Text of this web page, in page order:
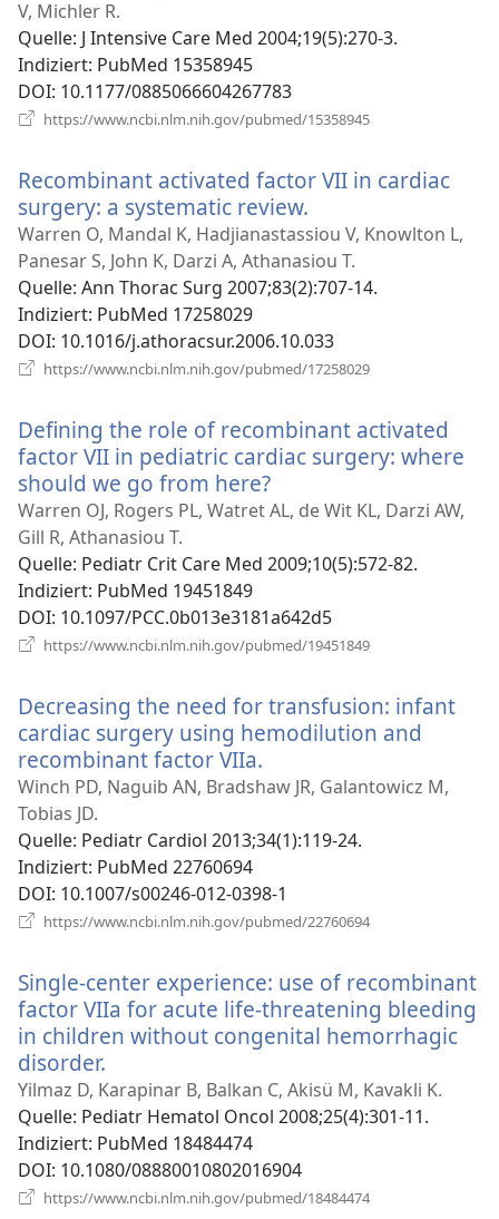
V, Michler R.
Quelle‎: J Intensive Care Med 2004;19(5):270-3.
Indiziert‎: PubMed 15358945
DOI‎: 10.1177/0885066604267783
https://www.ncbi.nlm.nih.gov/pubmed/15358945
Recombinant activated factor VII in cardiac
surgery: a systematic review.
neues
Fenster)
Warren O, Mandal K, Hadjianastassiou V, Knowlton L,
Panesar S, John K, Darzi A, Athanasiou T.
Quelle‎: Ann Thorac Surg 2007;83(2):707-14.
Indiziert‎: PubMed 17258029
DOI‎: 10.1016/j.athoracsur.2006.10.033
https://www.ncbi.nlm.nih.gov/pubmed/17258029
Defining the role of recombinant activated
factor VII in pediatric cardiac surgery: where
should we go from here?
neues
Warren OJ, Rogers PL, Watret AL, de Wit KL, Darzi AW,
Gill R, Athanasiou T.
Quelle‎: Pediatr Crit Care Med 2009;10(5):572-82.
Indiziert‎: PubMed 19451849
DOI‎: 10.1097/PCC.0b013e3181a642d5
https://www.ncbi.nlm.nih.gov/pubmed/19451849
Decreasing the need for transfusion: infant
cardiac surgery using hemodilution and
recombinant factor VIIa.
neues
Winch PD, Naguib AN, Bradshaw JR, Galantowicz M,
Tobias JD.
Quelle‎: Pediatr Cardiol 2013;34(1):119-24.
Indiziert‎: PubMed 22760694
DOI‎: 10.1007/s00246-012-0398-1
https://www.ncbi.nlm.nih.gov/pubmed/22760694
Single-center experience: use of recombinant
factor VIIa for acute life-threatening bleeding
in children without congenital hemorrhagic
disorder.
neues
Fenster)
Yilmaz D, Karapinar B, Balkan C, Akisü M, Kavakli K.
Quelle‎: Pediatr Hematol Oncol 2008;25(4):301-11.
Indiziert‎: PubMed 18484474
DOI‎: 10.1080/08880010802016904
https://www.ncbi.nlm.nih.gov/pubmed/18484474